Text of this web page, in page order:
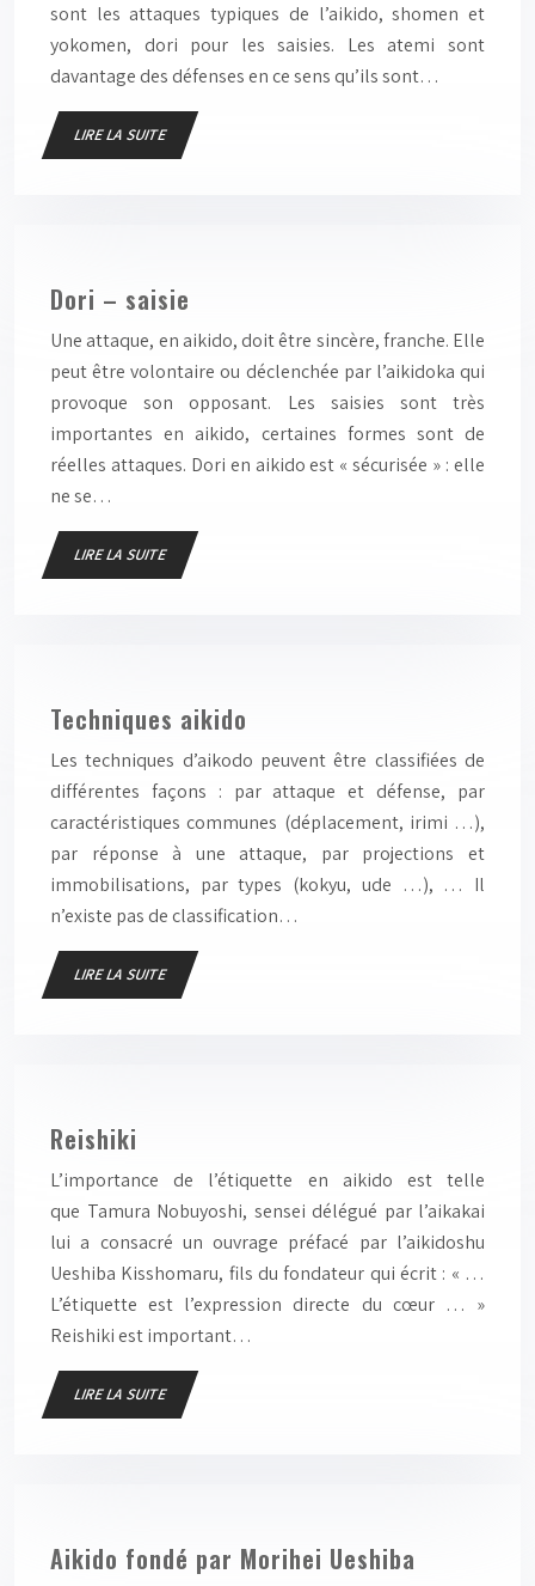
sont les attaques typiques de l’aikido, shomen et
yokomen, dori pour les saisies. Les atemi sont
davantage des défenses en ce sens qu’ils sont…
LIRE LA SUITE
Dori – saisie
Une attaque, en aikido, doit être sincère, franche. Elle
peut être volontaire ou déclenchée par l’aikidoka qui
provoque son opposant. Les saisies sont très
importantes en aikido, certaines formes sont de
réelles attaques. Dori en aikido est « sécurisée » : elle
ne se…
LIRE LA SUITE
Techniques aikido
Les techniques d’aikodo peuvent être classifiées de
différentes façons : par attaque et défense, par
caractéristiques communes (déplacement, irimi …),
par réponse à une attaque, par projections et
immobilisations, par types (kokyu, ude …), … Il
n’existe pas de classification…
LIRE LA SUITE
Reishiki
L’importance de l’étiquette en aikido est telle
que Tamura Nobuyoshi, sensei délégué par l’aikakai
lui a consacré un ouvrage préfacé par l’aikidoshu
Ueshiba Kisshomaru, fils du fondateur qui écrit : « …
L’étiquette est l’expression directe du cœur … »
Reishiki est important…
LIRE LA SUITE
Aikido fondé par Morihei Ueshiba